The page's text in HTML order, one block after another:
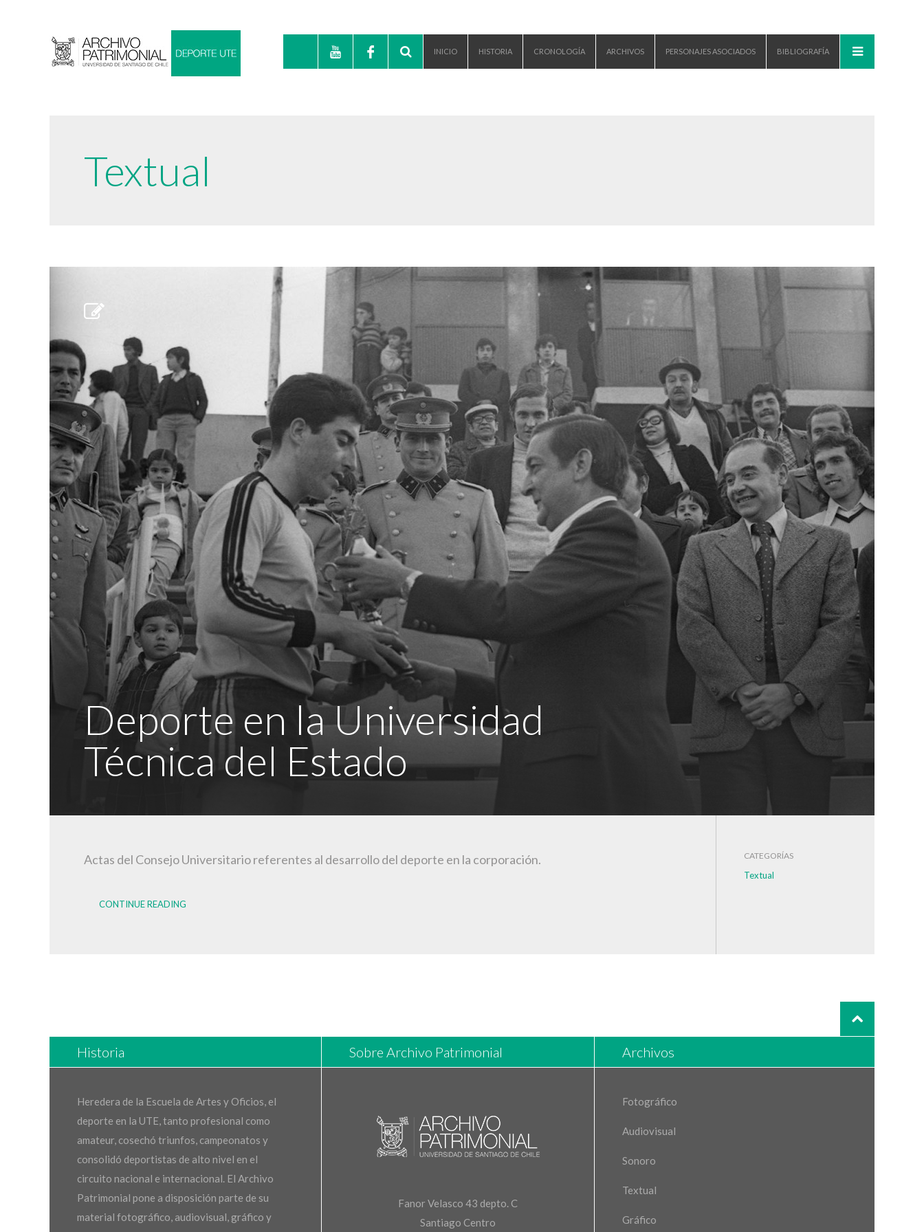
INICIO HISTORIA CRONOLOGÍA ARCHIVOS PERSONAJES ASOCIADOS BIBLIOGRAFÍA
Textual
Deporte en la Universidad
Técnica del Estado
CATEGORÍAS
Textual
Actas del Consejo Universitario referentes al desarrollo del deporte en la corporación.
CONTINUE READING
Historia
Heredera de la Escuela de Artes y Oficios, el
deporte en la UTE, tanto profesional como
amateur, cosechó triunfos, campeonatos y
consolidó deportistas de alto nivel en el
circuito nacional e internacional. El Archivo
Patrimonial pone a disposición parte de su
material fotográfico, audiovisual, gráfico y
Sobre Archivo Patrimonial
Fanor Velasco 43 depto. C
Santiago Centro
Archivos
Fotográfico
Audiovisual
Sonoro
Textual
Gráfico